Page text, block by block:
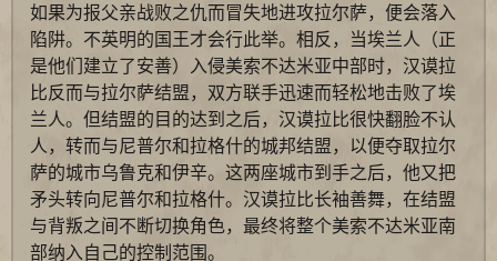
如果为报父亲战败之仇而冒失地进攻拉尔萨，便会落入
陷阱。不英明的国王才会行此举。相反，当埃兰人（正
是他们建立了安善）入侵美索不达米亚中部时，汉谟拉
比反而与拉尔萨结盟，双方联手迅速而轻松地击败了埃
兰人。但结盟的目的达到之后，汉谟拉比很快翻脸不认
人，转而与尼普尔和拉格什的城邦结盟，以便夺取拉尔
萨的城市乌鲁克和伊辛。这两座城市到手之后，他又把
矛头转向尼普尔和拉格什。汉谟拉比长袖善舞，在结盟
与背叛之间不断切换角色，最终将整个美索不达米亚南
部纳入自己的控制范围。